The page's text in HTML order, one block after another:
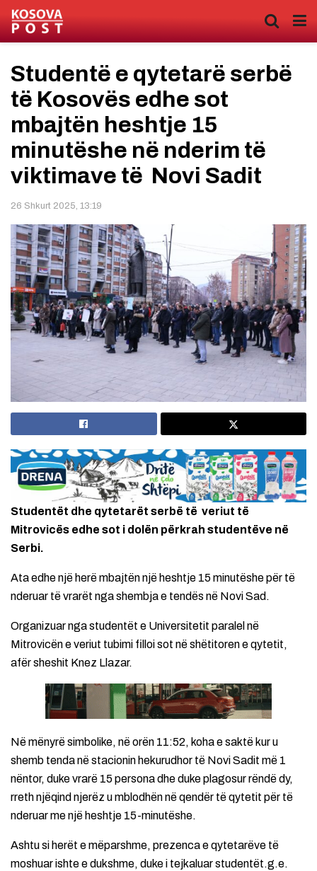
Studentë e qytetarë serbë
të Kosovës edhe sot
mbajtën heshtje 15
minutëshe në nderim të
viktimave të Novi Sadit
26 Shkurt 2025, 13:19
Studentët dhe qytetarët serbë të veriut të
Mitrovicës edhe sot i dolën përkrah studentëve në
Serbi.
Ata edhe një herë mbajtën një heshtje 15 minutëshe për të
nderuar të vrarët nga shembja e tendës në Novi Sad.
Organizuar nga studentët e Universitetit paralel në
Mitrovicën e veriut tubimi filloi sot në shëtitoren e qytetit,
afër sheshit Knez Llazar.
Në mënyrë simbolike, në orën 11:52, koha e saktë kur u
shemb tenda në stacionin hekurudhor të Novi Sadit më 1
nëntor, duke vrarë 15 persona dhe duke plagosur rëndë dy,
rreth njëqind njerëz u mblodhën në qendër të qytetit për të
nderuar me një heshtje 15-minutëshe.
Ashtu si herët e mëparshme, prezenca e qytetarëve të
moshuar ishte e dukshme, duke i tejkaluar studentët.g.e.